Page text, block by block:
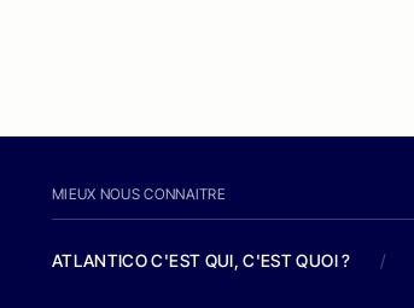
MIEUX NOUS CONNAITRE
ATLANTICO C'EST QUI, C'EST QUOI ? /